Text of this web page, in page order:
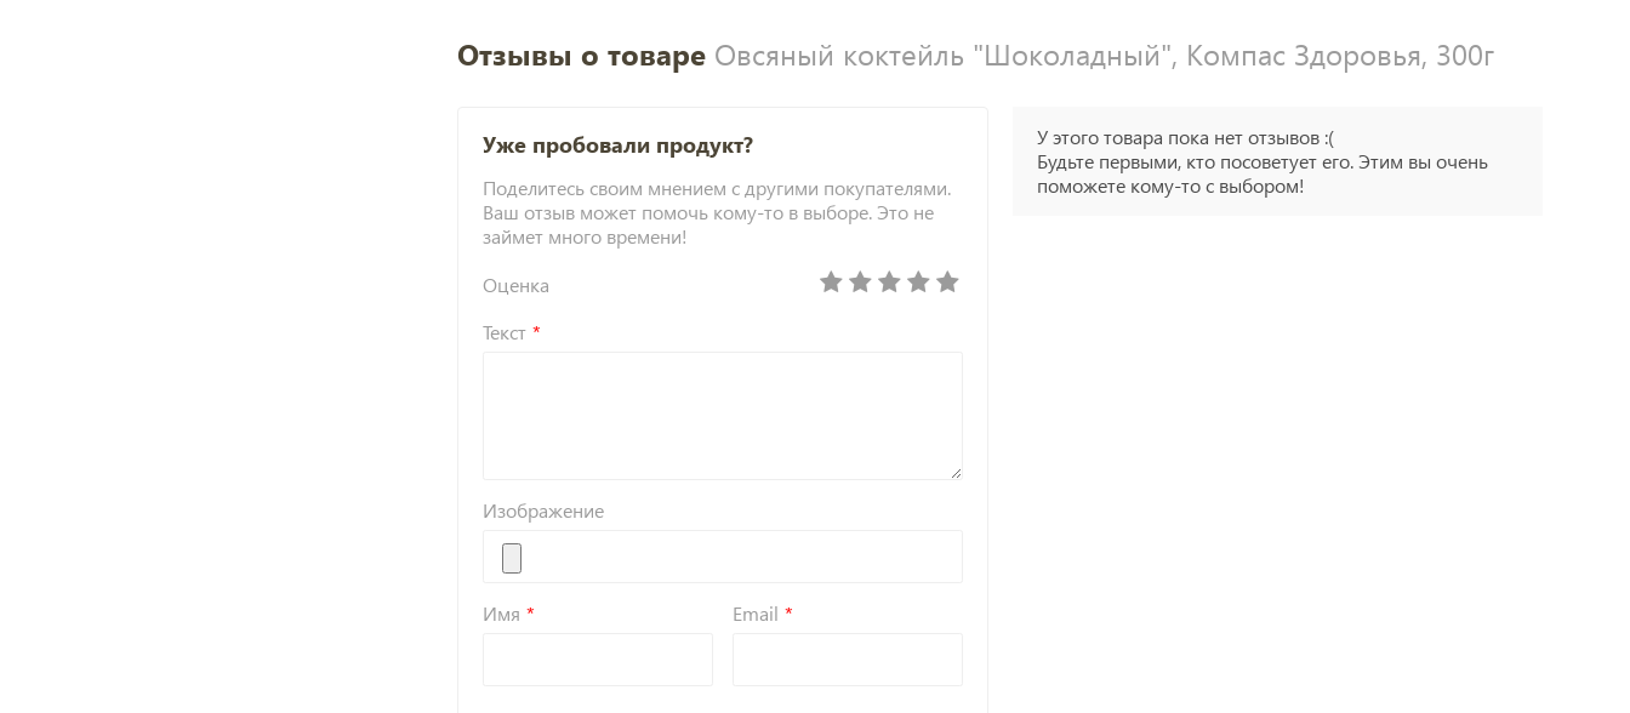
Отзывы о товаре Овсяный коктейль "Шоколадный", Компас Здоровья, 300г
Уже пробовали продукт?
Поделитесь своим мнением с другими покупателями.
Ваш отзыв может помочь кому-то в выборе. Это не
займет много времени!
Оценка
Текст
Изображение
Имя Email
У этого товара пока нет отзывов :(
Будьте первыми, кто посоветует его. Этим вы очень
поможете кому-то с выбором!